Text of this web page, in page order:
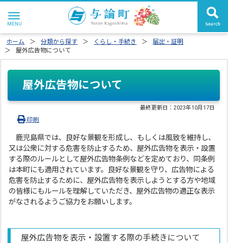
ホーム 分類から探す くらし・手続き
届出・証明
屋外広告物について
屋外広告物について
最終更新日：2023年10月17日
印刷
鹿児島県では、良好な景観を形成し、もしくは風致を維持し、
又は公衆に対する危害を防止するため、屋外広告物を表示・設置
する際のルールとして屋外広告物条例などを定めており、同条例
は本町にも適用されています。良好な景観を守り、広告物による
危害を防止するために、屋外広告物を表示しようとする方や地域
の皆様にもルールを理解していただき、屋外広告物の適正な表示
がなされるようご協力をお願いします。
屋外広告物を表示・設置する際の手続きについて